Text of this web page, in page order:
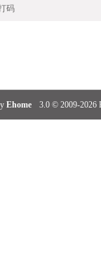
码
Ehome 3.0 © 2009-2026